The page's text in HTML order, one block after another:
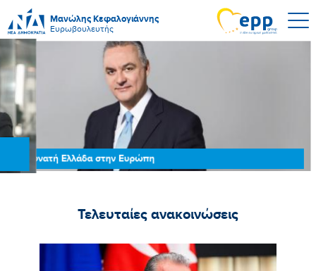
Μανώλης Κεφαλογιάννης
Ευρωβουλευτής
Δυνατή Ελλάδα στην Ευρώπη
Τελευταίες ανακοινώσεις